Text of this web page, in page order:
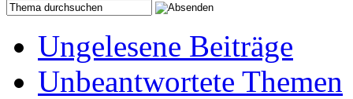
Ungelesene Beiträge
Unbeantwortete Themen